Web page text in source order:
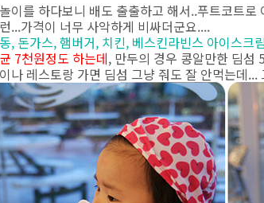
이를 하다보니 배도 출출하고 해서..푸트코트로
...가격이 너무 사악하게 비싸더군요....
, 돈가스, 햄버거, 치킨, 베스킨라빈스 아이스크
7천원정도 하는데, 만두의 경우 콩알만한 딤섬
나 레스토랑 가면 딤섬 그냥 줘도 잘 안먹는데